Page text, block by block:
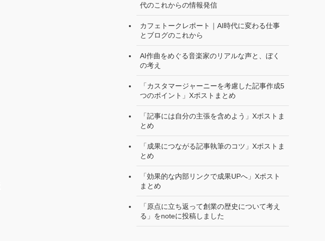
代のこれからの情報発信
カフェトークレポート｜AI時代に変わる仕事
とブログのこれから
AI作曲をめぐる音楽家のリアルな声と、ぼく
の考え
「カスタマージャーニーを考慮した記事作成5
つのポイント」Xポストまとめ
「記事には自分の主張を含めよう」Xポストま
とめ
「成果につながる記事執筆のコツ」Xポストま
とめ
「効果的な内部リンクで成果UPへ」Xポスト
まとめ
「原点に立ち返って創業の歴史について考え
る」をnoteに投稿しました